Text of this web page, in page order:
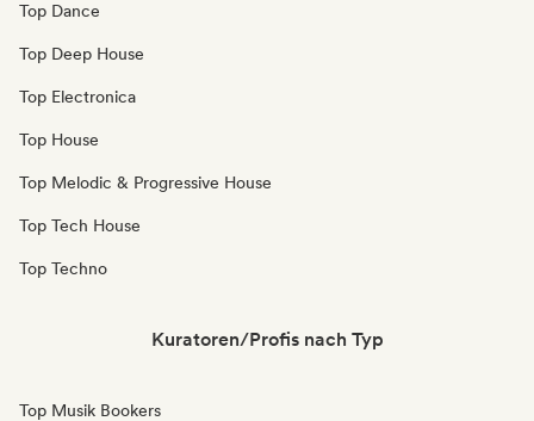
Top Dance
Top Deep House
Top Electronica
Top House
Top Melodic & Progressive House
Top Tech House
Top Techno
Kuratoren/Profis nach Typ
Top Musik Bookers